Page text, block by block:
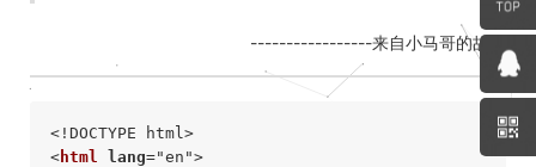
-----------------来自小马哥的故事
<!DOCTYPE html>
<html lang="en">